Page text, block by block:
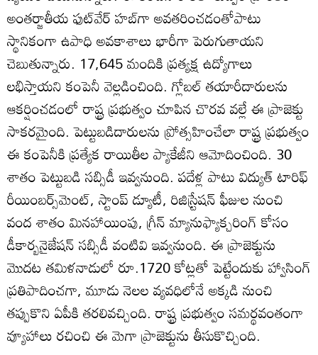
అంతర్జాతీయ ఫుట్‌వేర్‌ హబ్‌గా అవతరించడంతోపాటు
స్థానికంగా ఉపాధి అవకాశాలు భారీగా పెరుగుతాయని
చెబుతున్నారు. 17,645 మందికి ప్రత్యక్ష ఉద్యోగాలు
లభిస్తాయని కంపెనీ వెల్లడించింది. గ్లోబల్‌ తయారీదారులను
ఆకర్షించడంలో రాష్ట్ర ప్రభుత్వం చూపిన చొరవ వల్లే ఈ ప్రాజెక్టు
సాకరమైంది. పెట్టుబడిదారులను ప్రోత్సహించేలా రాష్ట్ర ప్రభుత్వం
ఈ కంపెనీకి ప్రత్యేక రాయితీల ప్యాకేజీని ఆమోదించింది. 30
శాతం పెట్టుబడి సబ్సిడీ ఇవ్వనుంది. పదేళ్ల పాటు విద్యుత్‌ టారిఫ్‌
రీయింబర్స్‌మెంట్‌, స్టాంప్‌ డ్యూటీ, రిజిస్ర్టేషన్‌ ఫీజుల నుంచి
వంద శాతం మినహాయింపు, గ్రీన్‌ మ్యానుఫ్యాక్చరింగ్‌ కోసం
డీకార్బనైజేషన్‌ సబ్సిడీ వంటివి ఇవ్వనుంది. ఈ ప్రాజెక్టును
మొదట తమిళనాడులో రూ.1720 కోట్లతో పెట్టేందుకు హ్వాసింగ్‌
ప్రతిపాదించగా, మూడు నెలల వ్యవధిలోనే అక్కడి నుంచి
తప్పుకొని ఏపీకి తరలివచ్చింది. రాష్ట్ర ప్రభుత్వం సమర్థవంతంగా
వ్యూహాలు రచించి ఈ మెగా ప్రాజెక్టును తీసుకొచ్చింది.